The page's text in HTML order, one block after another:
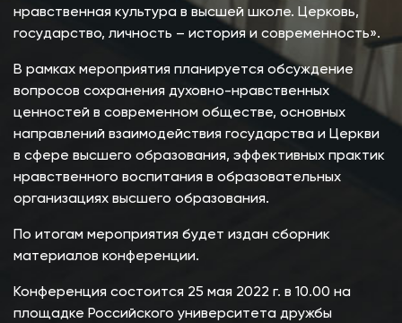
нравственная культура в высшей школе. Церковь,
государство, личность – история и современность».
В рамках мероприятия планируется обсуждение
вопросов сохранения духовно-нравственных
ценностей в современном обществе, основных
направлений взаимодействия государства и Церкви
в сфере высшего образования, эффективных практик
нравственного воспитания в образовательных
организациях высшего образования.
По итогам мероприятия будет издан сборник
материалов конференции.
Конференция состоится 25 мая 2022 г. в 10.00 на
площадке Российского университета дружбы